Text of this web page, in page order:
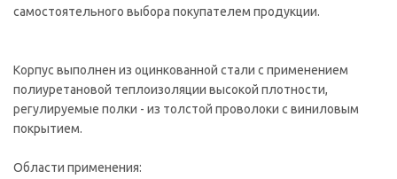
самостоятельного выбора покупателем продукции.
Корпус выполнен из оцинкованной стали с применением
полиуретановой теплоизоляции высокой плотности,
регулируемые полки - из толстой проволоки с виниловым
покрытием.
Области применения: